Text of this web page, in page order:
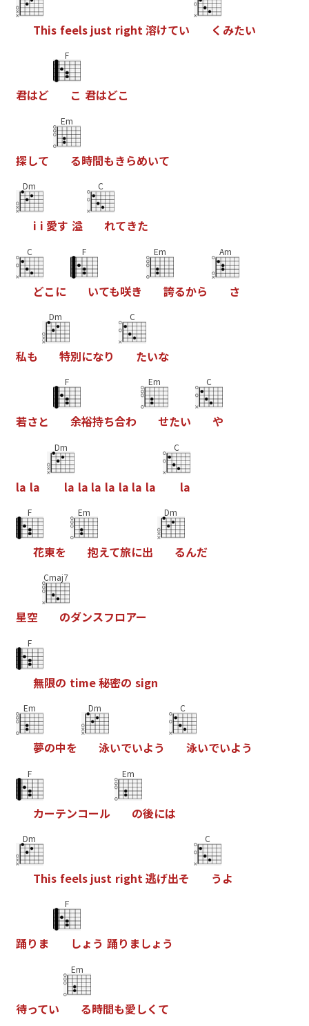
This feels just right溶けてい く みたい
君はど
F
こ 君はどこ
探して
Em
る時間もきらめいて
Dm
i i 愛す 溢
C
れてきた
C
どこ に
F
いても咲き
Em
誇るから
Am
さ
私も
Dm
特別になり
C
たいな
若さと
F
余裕持ち合わ
Em
せたい
C
や
la la
Dm
la la la la la la la
C
la
F
花束を
Em
抱えて旅に出
Dm
るんだ
星空
Cmaj7
のダンスフロアー
F
無限の time秘密の sign
Em
夢の中を
Dm
泳いでいよう
C
泳いでいよう
F
カーテンコール
Em
の後には
Dm
This feels just right逃げ出そ
C
う よ
踊り ま
F
しょ う 踊り ましょ う
待ってい
Em
る時間も愛しく て